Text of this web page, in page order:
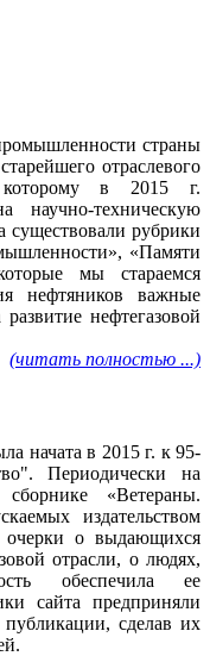
страны
отраслевого
которому в 2015 г.
техническую
существовали рубрики
«Памяти
мы стараемся
нефтяников важные
нефтегазовой
(читать полностью ...)
начата в 2015 г. к 95-
Периодически на
«Ветераны.
издательством
очерки о выдающихся
отрасли, о людях,
обеспечила ее
сайта предприняли
сделав их